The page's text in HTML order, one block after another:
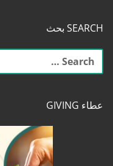
SEARCH بحث
البحث
عن:
عطاء GIVING